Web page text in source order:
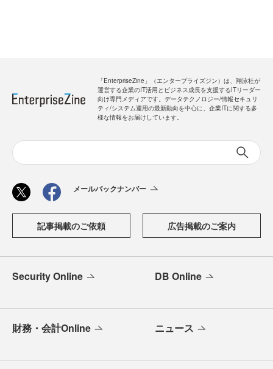
「EnterpriseZine」（エンタープライズジン）は、翔泳社が
運営する企業のIT活用とビジネス成長を支援するITリーダー
向け専門メディアです。データテクノロジー/情報セキュリ
ティ/システム運用の最新動向を中心に、企業ITに関する多
様な情報をお届けしています。
メールバックナンバー
記事掲載のご依頼 広告掲載のご案内
Security Online DB Online
財務・会計Online ニュース